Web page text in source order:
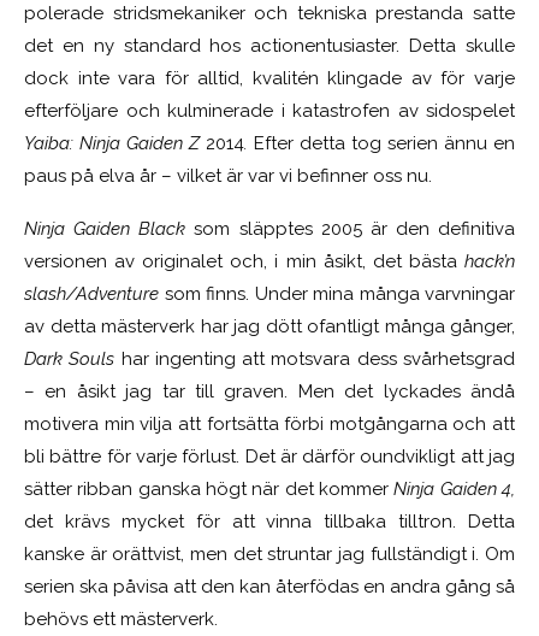
polerade stridsmekaniker och tekniska prestanda satte
det en ny standard hos actionentusiaster. Detta skulle
dock inte vara för alltid, kvalitén klingade av för varje
efterföljare och kulminerade i katastrofen av sidospelet
Yaiba: Ninja Gaiden Z 2014. Efter detta tog serien ännu en
paus på elva år – vilket är var vi befinner oss nu.
Ninja Gaiden Black som släpptes 2005 är den definitiva
versionen av originalet och, i min åsikt, det bästa hack’n
slash/Adventure som finns. Under mina många varvningar
av detta mästerverk har jag dött ofantligt många gånger,
Dark Souls har ingenting att motsvara dess svårhetsgrad
– en åsikt jag tar till graven. Men det lyckades ändå
motivera min vilja att fortsätta förbi motgångarna och att
bli bättre för varje förlust. Det är därför oundvikligt att jag
sätter ribban ganska högt när det kommerNinja Gaiden 4,
det krävs mycket för att vinna tillbaka tilltron. Detta
kanske är orättvist, men det struntar jag fullständigt i. Om
serien ska påvisa att den kan återfödas en andra gång så
behövs ett mästerverk.